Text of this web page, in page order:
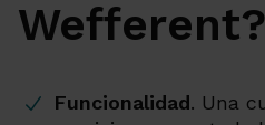
Wefferent?
Funcionalidad. Una